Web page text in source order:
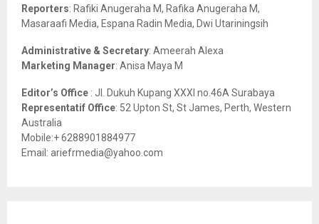
Reporters: Rafiki Anugeraha M, Rafika Anugeraha M,
Masaraafi Media, Espana Radin Media, Dwi Utariningsih
Administrative & Secretary: Ameerah Alexa
Marketing Manager: Anisa Maya M
Editor’s Office : Jl. Dukuh Kupang XXXI no.46A Surabaya
Representatif Office: 52 Upton St, St James, Perth, Western
Australia
Mobile:+ 6288901884977
Email: ariefrmedia@yahoo.com